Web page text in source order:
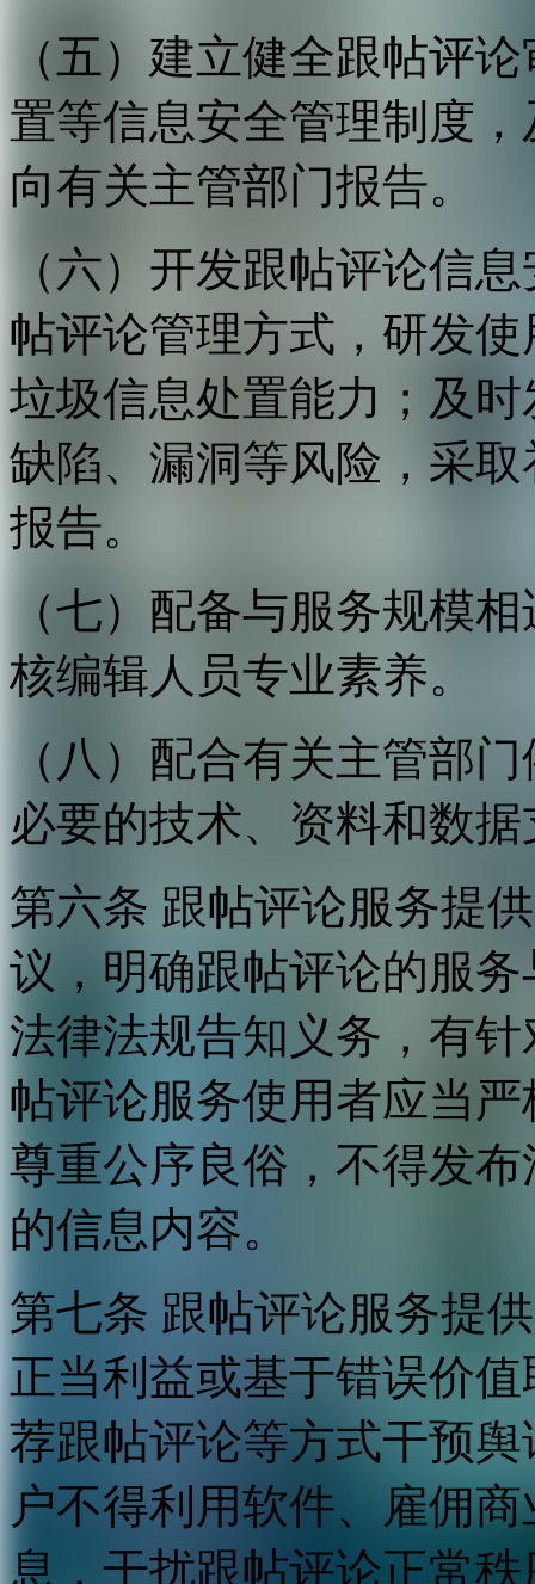
（五）建立健全跟帖评
置等信息安全管理制度
向有关主管部门报告。
（六）开发跟帖评论信
帖评论管理方式，研发
垃圾信息处置能力；及
缺陷、漏洞等风险，采
报告。
（七）配备与服务规模
核编辑人员专业素养。
（八）配合有关主管部
必要的技术、资料和数
第六条 跟帖评论服务提
议，明确跟帖评论的服
法律法规告知义务，有
帖评论服务使用者应当
尊重公序良俗，不得发
的信息内容。
第七条 跟帖评论服务提
正当利益或基于错误价
荐跟帖评论等方式干预
户不得利用软件、雇佣
息，干扰跟帖评论正常